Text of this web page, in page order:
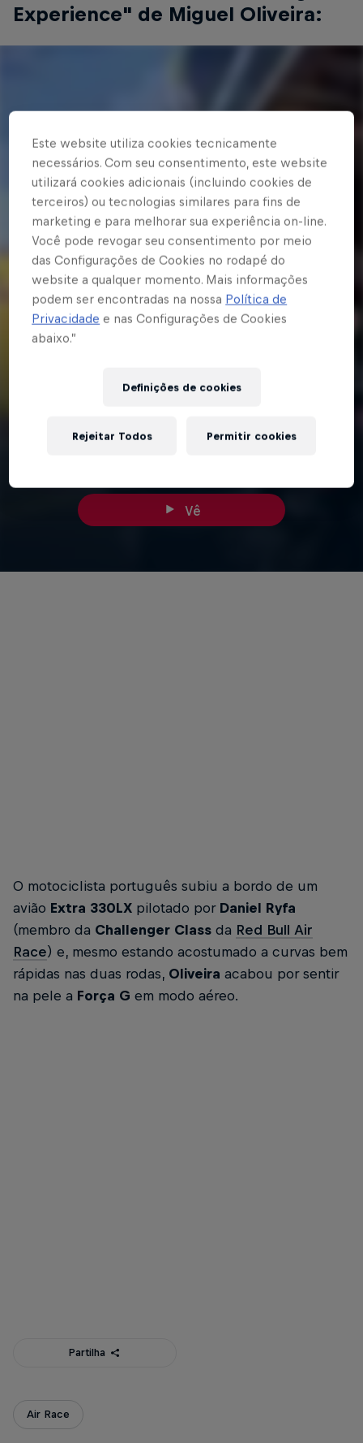
Experience" de Miguel Oliveira:
Vê
O motociclista português subiu a bordo de um
avião Extra 330LX pilotado por Daniel Ryfa
(membro da Challenger Class da Red Bull Air
Race) e, mesmo estando acostumado a curvas bem
rápidas nas duas rodas, Oliveira acabou por sentir
na pele a Força G em modo aéreo.
Partilha
Air Race
Este website utiliza cookies tecnicamente
necessários. Com seu consentimento, este website
utilizará cookies adicionais (incluindo cookies de
terceiros) ou tecnologias similares para fins de
marketing e para melhorar sua experiência on-line.
Você pode revogar seu consentimento por meio
das Configurações de Cookies no rodapé do
website a qualquer momento. Mais informações
podem ser encontradas na nossa Política de
Privacidade e nas Configurações de Cookies
abaixo.”
Definições de cookies
Rejeitar Todos Permitir cookies